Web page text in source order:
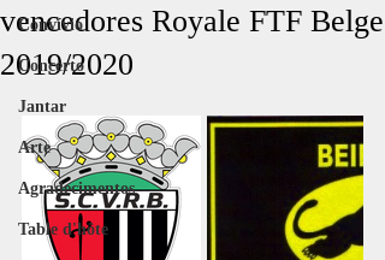
Convívio
Concerto
Jantar
Arte
Agradecimentos
Table d'hôte
vencedores Royale FTF Belge
2019/2020